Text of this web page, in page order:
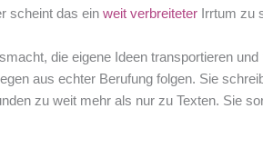
scheint das ein weit verbreiteter Irrtum zu
die eigene Ideen transportieren
aus echter Berufung folgen. Sie
zu weit mehr als nur zu Texten. Sie